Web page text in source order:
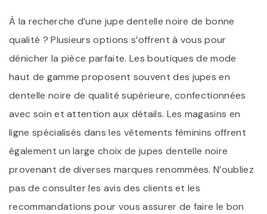
À la recherche d’une jupe dentelle noire de bonne
qualité ? Plusieurs options s’offrent à vous pour
dénicher la pièce parfaite. Les boutiques de mode
haut de gamme proposent souvent des jupes en
dentelle noire de qualité supérieure, confectionnées
avec soin et attention aux détails. Les magasins en
ligne spécialisés dans les vêtements féminins offrent
également un large choix de jupes dentelle noire
provenant de diverses marques renommées. N’oubliez
pas de consulter les avis des clients et les
recommandations pour vous assurer de faire le bon